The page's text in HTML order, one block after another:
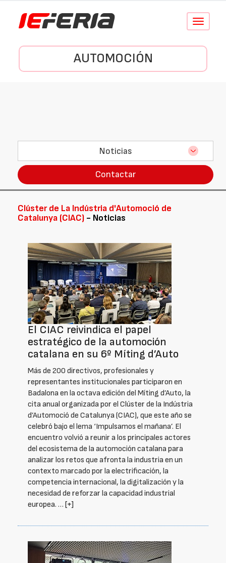
Conmutar
AUTOMOCIÓN
Noticias
Contactar
Clúster de La Indústria d'Automoció de
Catalunya (CIAC) - Noticias
El CIAC reivindica el papel
estratégico de la automoción
catalana en su 6º Míting d’Auto
Más de 200 directivos, profesionales y
representantes institucionales participaron en
Badalona en la octava edición del Míting d’Auto, la
cita anual organizada por el Clúster de la Indústria
d’Automoció de Catalunya (CIAC), que este año se
celebró bajo el lema ‘Impulsamos el mañana’. El
encuentro volvió a reunir a los principales actores
del ecosistema de la automoción catalana para
analizar los retos que afronta la industria en un
contexto marcado por la electrificación, la
competencia internacional, la digitalización y la
necesidad de reforzar la capacidad industrial
europea. … [+]